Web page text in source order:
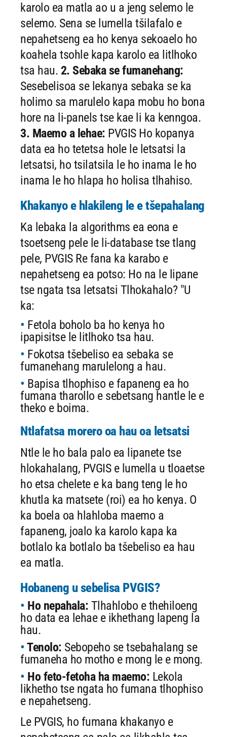
karolo ea matla ao u a jeng selemo le
selemo. Sena se lumella tšilafalo e
nepahetseng ea ho kenya sekoaelo ho
koahela tsohle kapa karolo ea litlhoko
tsa hau. 2. Sebaka se fumanehang:
Sesebelisoa se lekanya sebaka se ka
holimo sa marulelo kapa mobu ho bona
hore na li-panels tse kae li ka kenngoa.
3. Maemo a lehae: PVGIS Ho kopanya
data ea ho tetetsa hole le letsatsi la
letsatsi, ho tsilatsila le ho inama le ho
inama le ho hlapa ho holisa tlhahiso.
Khakanyo e hlakileng le e tšepahalang
Ka lebaka la algorithms ea eona e
tsoetseng pele le li-database tse tlang
pele, PVGISRe fana ka karabo e
nepahetseng ea potso: Ho na le lipane
tse ngata tsa letsatsi Tlhokahalo? "U
ka:
Fetola boholo ba ho kenya ho
ipapisitse le litlhoko tsa hau.
Fokotsa tšebeliso ea sebaka se
fumanehang marulelong a hau.
Bapisa tlhophiso e fapaneng ea ho
fumana tharollo e sebetsang hantle le e
theko e boima.
Ntlafatsa morero oa hau oa letsatsi
Ntle le ho bala palo ea lipanete tse
hlokahalang, PVGIS e lumella u tloaetse
ho etsa chelete e ka bang teng le ho
khutla ka matsete (roi) ea ho kenya. O
ka boela oa hlahloba maemo a
fapaneng, joalo ka karolo kapa ka
botlalo ka botlalo ba tšebeliso ea hau
ea matla.
Hobaneng u sebelisa PVGIS?
Ho nepahala: Tlhahlobo e thehiloeng
ho data ea lehae e ikhethang lapeng la
hau.
Tenolo: Sebopeho se tsebahalang se
fumaneha ho motho e mong le e mong.
Ho feto-fetoha ha maemo: Lekola
likhetho tse ngata ho fumana tlhophiso
e nepahetseng.
Le PVGIS, ho fumana khakanyo e